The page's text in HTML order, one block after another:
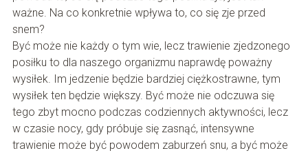
ważne. Na co konkretnie wpływa to, co się zje przed
snem?
Być może nie każdy o tym wie, lecz trawienie zjedzonego
posiłku to dla naszego organizmu naprawdę poważny
wysiłek. Im jedzenie będzie bardziej ciężkostrawne, tym
wysiłek ten będzie większy. Być może nie odczuwa się
tego zbyt mocno podczas codziennych aktywności, lecz
w czasie nocy, gdy próbuje się zasnąć, intensywne
trawienie może być powodem zaburzeń snu, a być może